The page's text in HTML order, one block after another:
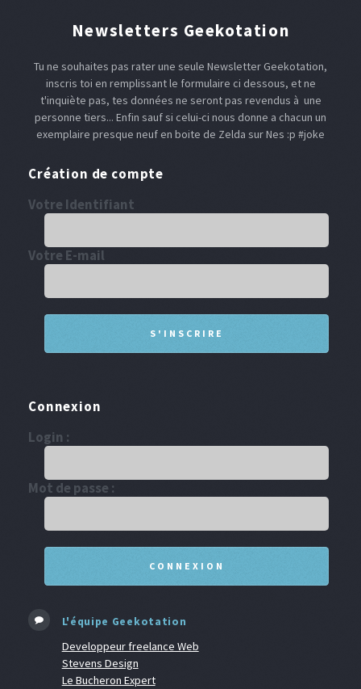
Newsletters Geekotation
Tu ne souhaites pas rater une seule Newsletter Geekotation,
inscris toi en remplissant le formulaire ci dessous, et ne
t'inquiète pas, tes données ne seront pas revendus à une
personne tiers... Enfin sauf si celui-ci nous donne a chacun un
exemplaire presque neuf en boite de Zelda sur Nes :p #joke
Création de compte
Votre Identifiant
Votre E-mail
Connexion
Login :
Mot de passe :
L'équipe Geekotation
Developpeur freelance Web
Stevens Design
Le Bucheron Expert